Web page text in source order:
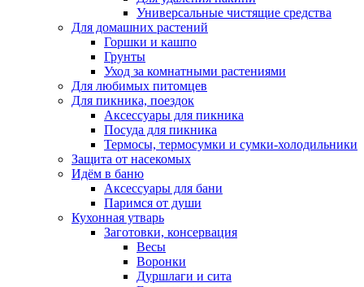
Универсальные чистящие средства
Для домашних растений
Горшки и кашпо
Грунты
Уход за комнатными растениями
Для любимых питомцев
Для пикника, поездок
Аксессуары для пикника
Посуда для пикника
Термосы, термосумки и сумки-холодильники
Защита от насекомых
Идём в баню
Аксессуары для бани
Паримся от души
Кухонная утварь
Заготовки, консервация
Весы
Воронки
Дуршлаги и сита